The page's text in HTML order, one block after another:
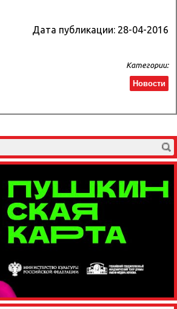
Дата публикации: 28-04-2016
Категории:
Новости